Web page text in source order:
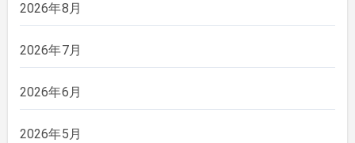
2026年8月
2026年7月
2026年6月
2026年5月